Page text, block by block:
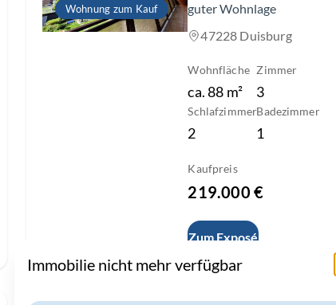
Wohnung zum Kauf
guter Wohnlage
47228 Duisburg
Wohnfläche
ca.88 m²
Zimmer
3
Schlafzimmer
2
Badezimmer
1
Kaufpreis
219.000 €
Zum Exposé
Immobilie nicht mehr verfügbar